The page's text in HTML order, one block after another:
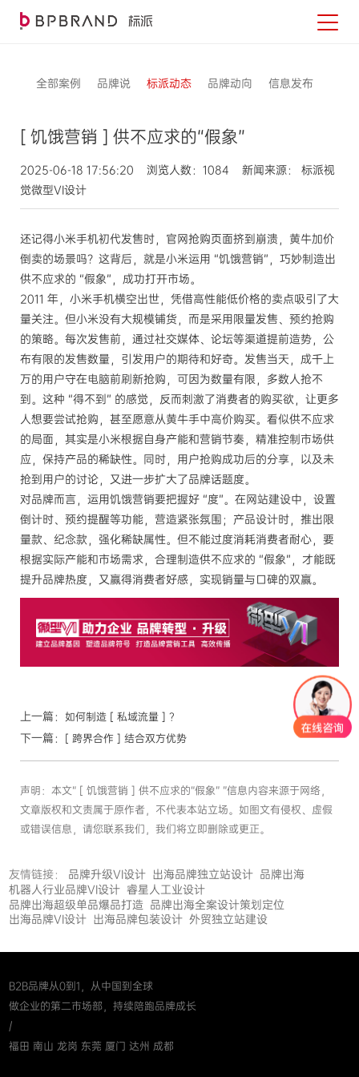
全部案例 品牌说 标派动态 品牌动向 信息发布
[ 饥饿营销 ] 供不应求的“假象”
2025-06-18 17:56:20 浏览人数：1084 新闻来源： 标派视
觉微型VI设计
还记得小米手机初代发售时，官网抢购页面挤到崩溃，黄牛加价
倒卖的场景吗？这背后，就是小米运用 “饥饿营销”，巧妙制造出
供不应求的 “假象”，成功打开市场。
2011 年，小米手机横空出世，凭借高性能低价格的卖点吸引了大
量关注。但小米没有大规模铺货，而是采用限量发售、预约抢购
的策略。每次发售前，通过社交媒体、论坛等渠道提前造势，公
布有限的发售数量，引发用户的期待和好奇。发售当天，成千上
万的用户守在电脑前刷新抢购，可因为数量有限，多数人抢不
到。这种 “得不到” 的感觉，反而刺激了消费者的购买欲，让更多
人想要尝试抢购，甚至愿意从黄牛手中高价购买。看似供不应求
的局面，其实是小米根据自身产能和营销节奏，精准控制市场供
应，保持产品的稀缺性。同时，用户抢购成功后的分享，以及未
抢到用户的讨论，又进一步扩大了品牌话题度。
对品牌而言，运用饥饿营销要把握好 “度”。在网站建设中，设置
倒计时、预约提醒等功能，营造紧张氛围；产品设计时，推出限
量款、纪念款，强化稀缺属性。但不能过度消耗消费者耐心，要
根据实际产能和市场需求，合理制造供不应求的 “假象”，才能既
提升品牌热度，又赢得消费者好感，实现销量与口碑的双赢。
上一篇： 如何制造 [ 私域流量 ] ？
下一篇： [ 跨界合作 ] 结合双方优势
声明：本文“ [ 饥饿营销 ] 供不应求的“假象” ”信息内容来源于网络，
文章版权和文责属于原作者，不代表本站立场。如图文有侵权、虚假
或错误信息，请您联系我们，我们将立即删除或更正。
友情链接： 品牌升级VI设计 出海品牌独立站设计 品牌出海
机器人行业品牌VI设计 睿星人工业设计
品牌出海超级单品爆品打造 品牌出海全案设计策划定位
出海品牌VI设计 出海品牌包装设计 外贸独立站建设
B2B品牌从0到1，从中国到全球
做企业的第二市场部，持续陪跑品牌成长
/
福田 南山 龙岗 东莞 厦门 达州 成都